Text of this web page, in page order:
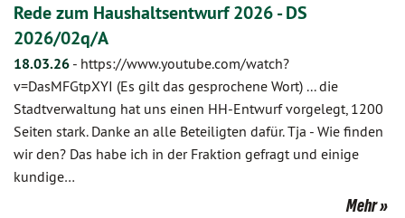
Rede zum Haushaltsentwurf 2026 - DS
2026/02q/A
18.03.26 - https://www.youtube.com/watch?
v=DasMFGtpXYI (Es gilt das gesprochene Wort) ... die
Stadtverwaltung hat uns einen HH-Entwurf vorgelegt, 1200
Seiten stark. Danke an alle Beteiligten dafür. Tja - Wie finden
wir den? Das habe ich in der Fraktion gefragt und einige
kundige…
Mehr